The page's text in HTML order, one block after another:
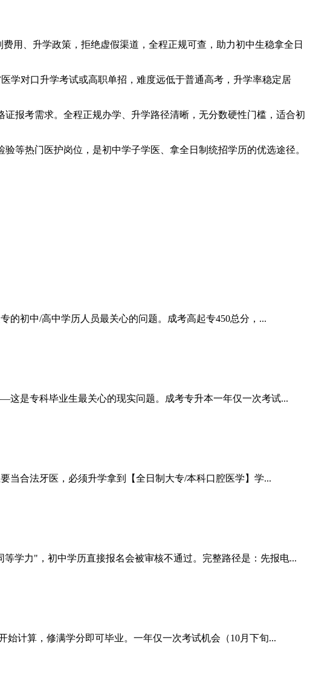
费用、升学政策，拒绝虚假渠道，全程正规可查，助力初中生稳拿全日
学对口升学考试或高职单招，难度远低于普通高考，升学率稳定居
报考需求。全程正规办学、升学路径清晰，无分数硬性门槛，适合初
等热门医护岗位，是初中学子学医、拿全日制统招学历的优选途径。
初中/高中学历人员最关心的问题。成考高起专450总分，...
是专科毕业生最关心的现实问题。成考专升本一年仅一次考试...
当合法牙医，必须升学拿到【全日制大专/本科口腔医学】学...
学力"，初中学历直接报名会被审核不通过。完整路径是：先报电...
计算，修满学分即可毕业。一年仅一次考试机会（10月下旬...